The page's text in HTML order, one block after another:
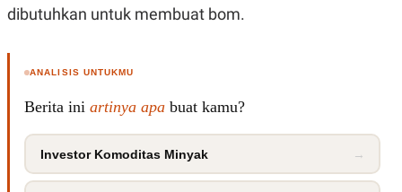
dibutuhkan untuk membuat bom.
ANALISIS UNTUKMU
Berita ini artinya apa buat kamu?
Investor Komoditas Minyak →